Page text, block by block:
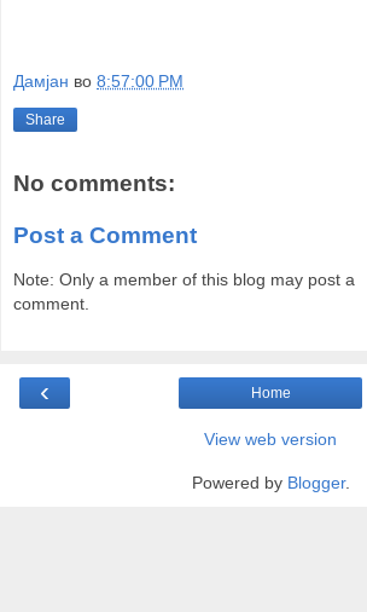
Дамјан во 8:57:00 PM
Share
No comments:
Post a Comment
Note: Only a member of this blog may post a
comment.
‹ Home
View web version
Powered by Blogger.